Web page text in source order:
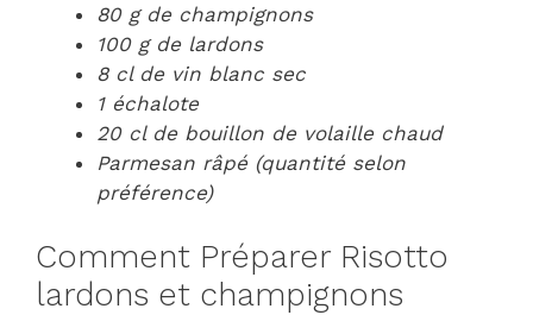
80 g de champignons
100 g de lardons
8 cl de vin blanc sec
1 échalote
20 cl de bouillon de volaille chaud
Parmesan râpé (quantité selon
préférence)
Comment Préparer Risotto
lardons et champignons